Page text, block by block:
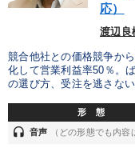
応）
渡辺
競合他社との価格競争か
化して営業利益率50％。
の選び方、受注を逃さな
形 態
headset 音声 （どの形態でも内容